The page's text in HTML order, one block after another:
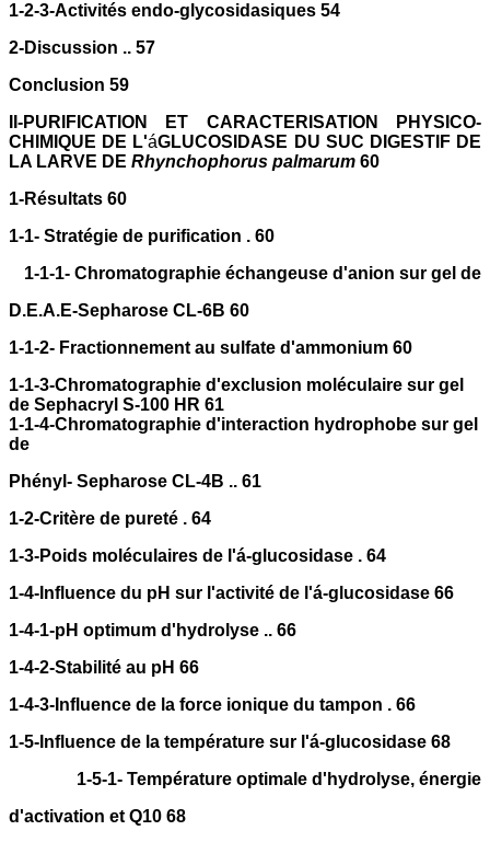
1-2-3-Activités endo-glycosidasiques 54
2-Discussion .. 57
Conclusion 59
II-PURIFICATION ET CARACTERISATION PHYSICO-
CHIMIQUE DE L'áGLUCOSIDASE DU SUC DIGESTIF DE
LA LARVE DE Rhynchophorus palmarum 60
1-Résultats 60
1-1- Stratégie de purification . 60
1-1-1- Chromatographie échangeuse d'anion sur gel de
D.E.A.E-Sepharose CL-6B 60
1-1-2- Fractionnement au sulfate d'ammonium 60
1-1-3-Chromatographie d'exclusion moléculaire sur gel
de Sephacryl S-100 HR 61
1-1-4-Chromatographie d'interaction hydrophobe sur gel
de
Phényl- Sepharose CL-4B .. 61
1-2-Critère de pureté . 64
1-3-Poids moléculaires de l'á-glucosidase . 64
1-4-Influence du pH sur l'activité de l'á-glucosidase 66
1-4-1-pH optimum d'hydrolyse .. 66
1-4-2-Stabilité au pH 66
1-4-3-Influence de la force ionique du tampon . 66
1-5-Influence de la température sur l'á-glucosidase 68
1-5-1- Température optimale d'hydrolyse, énergie
d'activation et Q10 68